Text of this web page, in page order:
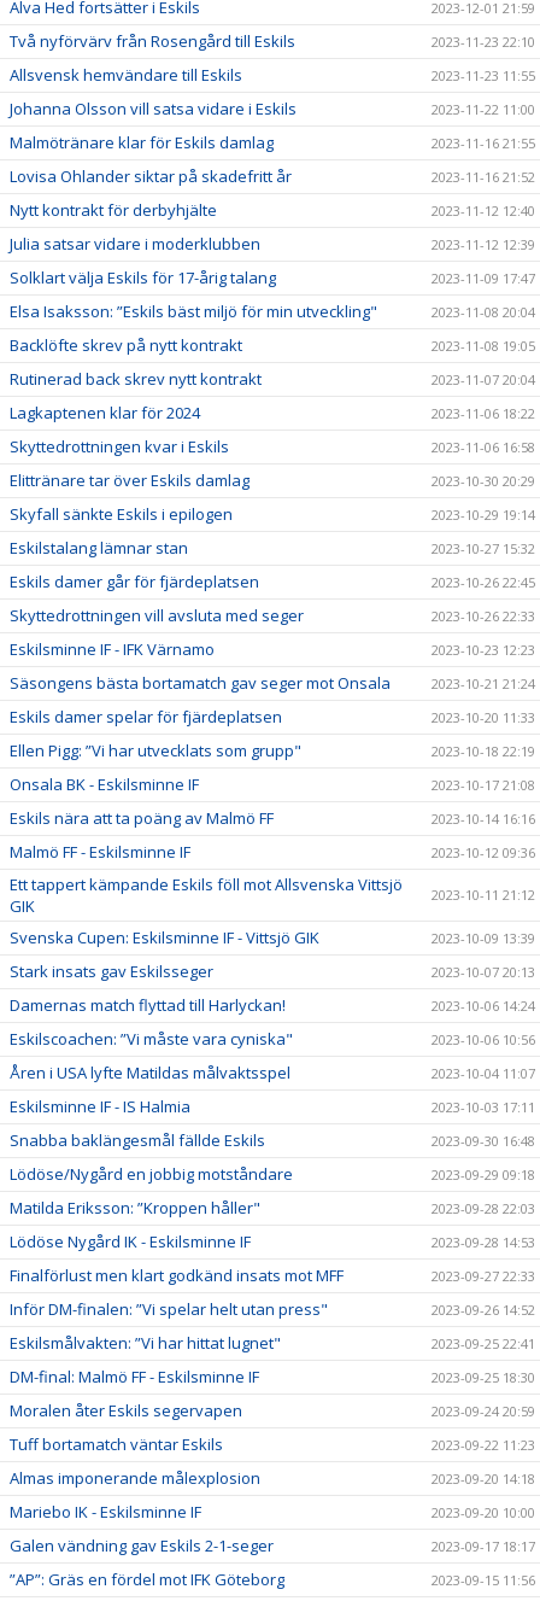
Alva Hed fortsätter i Eskils 2023-12-01 21:59
Två nyförvärv från Rosengård till Eskils 2023-11-23 22:10
Allsvensk hemvändare till Eskils 2023-11-23 11:55
Johanna Olsson vill satsa vidare i Eskils 2023-11-22 11:00
Malmötränare klar för Eskils damlag 2023-11-16 21:55
Lovisa Ohlander siktar på skadefritt år 2023-11-16 21:52
Nytt kontrakt för derbyhjälte 2023-11-12 12:40
Julia satsar vidare i moderklubben 2023-11-12 12:39
Solklart välja Eskils för 17-årig talang 2023-11-09 17:47
Elsa Isaksson: ”Eskils bäst miljö för min utveckling" 2023-11-08 20:04
Backlöfte skrev på nytt kontrakt 2023-11-08 19:05
Rutinerad back skrev nytt kontrakt 2023-11-07 20:04
Lagkaptenen klar för 2024 2023-11-06 18:22
Skyttedrottningen kvar i Eskils 2023-11-06 16:58
Elittränare tar över Eskils damlag 2023-10-30 20:29
Skyfall sänkte Eskils i epilogen 2023-10-29 19:14
Eskilstalang lämnar stan 2023-10-27 15:32
Eskils damer går för fjärdeplatsen 2023-10-26 22:45
Skyttedrottningen vill avsluta med seger 2023-10-26 22:33
Eskilsminne IF - IFK Värnamo 2023-10-23 12:23
Säsongens bästa bortamatch gav seger mot Onsala 2023-10-21 21:24
Eskils damer spelar för fjärdeplatsen 2023-10-20 11:33
Ellen Pigg: ”Vi har utvecklats som grupp" 2023-10-18 22:19
Onsala BK - Eskilsminne IF 2023-10-17 21:08
Eskils nära att ta poäng av Malmö FF 2023-10-14 16:16
Malmö FF - Eskilsminne IF 2023-10-12 09:36
Ett tappert kämpande Eskils föll mot Allsvenska Vittsjö
GIK
2023-10-11 21:12
Svenska Cupen: Eskilsminne IF - Vittsjö GIK 2023-10-09 13:39
Stark insats gav Eskilsseger 2023-10-07 20:13
Damernas match flyttad till Harlyckan! 2023-10-06 14:24
Eskilscoachen: ”Vi måste vara cyniska" 2023-10-06 10:56
Åren i USA lyfte Matildas målvaktsspel 2023-10-04 11:07
Eskilsminne IF - IS Halmia 2023-10-03 17:11
Snabba baklängesmål fällde Eskils 2023-09-30 16:48
Lödöse/Nygård en jobbig motståndare 2023-09-29 09:18
Matilda Eriksson: ”Kroppen håller" 2023-09-28 22:03
Lödöse Nygård IK - Eskilsminne IF 2023-09-28 14:53
Finalförlust men klart godkänd insats mot MFF 2023-09-27 22:33
Inför DM-finalen: ”Vi spelar helt utan press" 2023-09-26 14:52
Eskilsmålvakten: ”Vi har hittat lugnet" 2023-09-25 22:41
DM-final: Malmö FF - Eskilsminne IF 2023-09-25 18:30
Moralen åter Eskils segervapen 2023-09-24 20:59
Tuff bortamatch väntar Eskils 2023-09-22 11:23
Almas imponerande målexplosion 2023-09-20 14:18
Mariebo IK - Eskilsminne IF 2023-09-20 10:00
Galen vändning gav Eskils 2-1-seger 2023-09-17 18:17
”AP”: Gräs en fördel mot IFK Göteborg 2023-09-15 11:56